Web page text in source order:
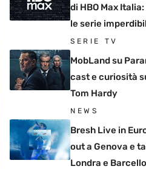
di HBO Max
le serie
SERIE TV
MobLand su
cast e curiosità
Tom Hardy
NEWS
Bresh Live in
out a Genova e
Londra e